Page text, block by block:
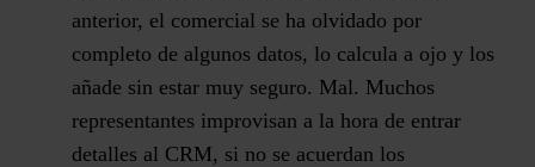
anterior, el comercial se ha olvidado por
completo de algunos datos, lo calcula a ojo y los
añade sin estar muy seguro. Mal. Muchos
representantes improvisan a la hora de entrar
detalles al CRM, si no se acuerdan los